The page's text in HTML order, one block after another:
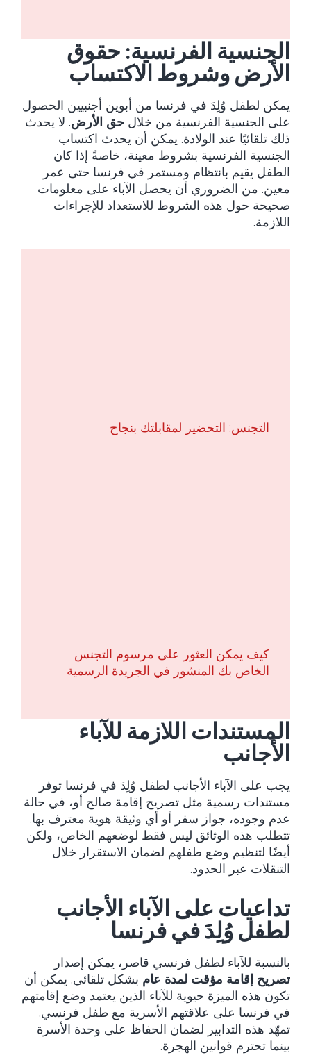
الجنسية الفرنسية: حقوق
الأرض وشروط الاكتساب
يمكن لطفل وُلِدَ في فرنسا من أبوين أجنبيين الحصول
على الجنسية الفرنسية من خلال حق الأرض. لا يحدث
ذلك تلقائيًا عند الولادة. يمكن أن يحدث اكتساب
الجنسية الفرنسية بشروط معينة، خاصةً إذا كان
الطفل يقيم بانتظام ومستمر في فرنسا حتى عمر
معين. من الضروري أن يحصل الآباء على معلومات
صحيحة حول هذه الشروط للاستعداد للإجراءات
اللازمة.
التجنس: التحضير لمقابلتك بنجاح
كيف يمكن العثور على مرسوم التجنس
الخاص بك المنشور في الجريدة الرسمية
المستندات اللازمة للآباء
الأجانب
يجب على الآباء الأجانب لطفل وُلِدَ في فرنسا توفر
مستندات رسمية مثل تصريح إقامة صالح أو، في حالة
عدم وجوده، جواز سفر أو أي وثيقة هوية معترف بها.
تتطلب هذه الوثائق ليس فقط لوضعهم الخاص، ولكن
أيضًا لتنظيم وضع طفلهم لضمان الاستقرار خلال
التنقلات عبر الحدود.
تداعيات على الآباء الأجانب
لطفل وُلِدَ في فرنسا
بالنسبة للآباء لطفل فرنسي قاصر، يمكن إصدار
تصريح إقامة مؤقت لمدة عام بشكل تلقائي. يمكن أن
تكون هذه الميزة حيوية للآباء الذين يعتمد وضع إقامتهم
في فرنسا على علاقتهم الأسرية مع طفل فرنسي.
تمهّد هذه التدابير لضمان الحفاظ على وحدة الأسرة
بينما تحترم قوانين الهجرة.